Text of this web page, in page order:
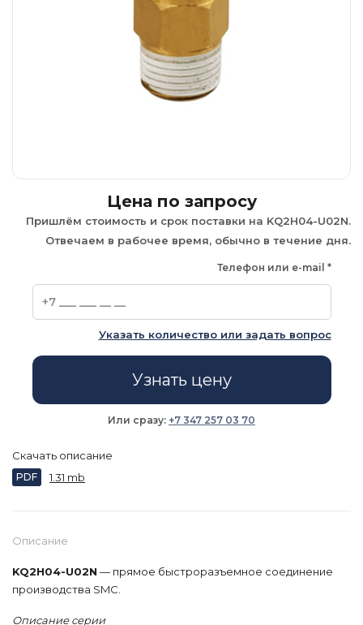
Описание
KQ2H04-U02N — прямое быстроразъемное соединение
производства SMC.
Описание серии
Цена по запросу
Пришлём стоимость и срок поставки на KQ2H04-U02N.
Отвечаем в рабочее время, обычно в течение дня.
Телефон или e-mail *
Указать количество или задать вопрос
Узнать цену
Или сразу: +7 347 257 03 70
Скачать описание
PDF 1.31 mb